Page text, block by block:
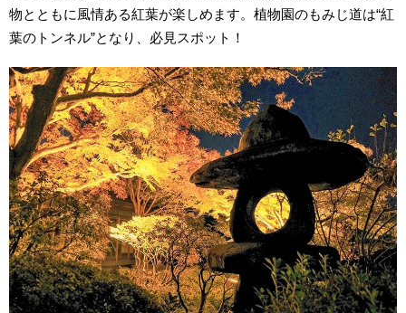
物とともに風情ある紅葉が楽しめます。植物園のもみじ道は“紅
葉のトンネル”となり、必見スポット！